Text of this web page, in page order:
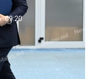
09:20